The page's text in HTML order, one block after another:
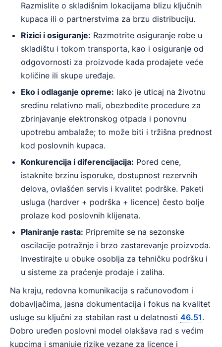
Razmislite o skladišnim lokacijama blizu ključnih
kupaca ili o partnerstvima za brzu distribuciju.
Rizici i osiguranje: Razmotrite osiguranje robe u
skladištu i tokom transporta, kao i osiguranje od
odgovornosti za proizvode kada prodajete veće
količine ili skupe uređaje.
Eko i odlaganje opreme: Iako je uticaj na životnu
sredinu relativno mali, obezbedite procedure za
zbrinjavanje elektronskog otpada i ponovnu
upotrebu ambalaže; to može biti i tržišna prednost
kod poslovnih kupaca.
Konkurencija i diferencijacija: Pored cene,
istaknite brzinu isporuke, dostupnost rezervnih
delova, ovlašćen servis i kvalitet podrške. Paketi
usluga (hardver + podrška + licence) često bolje
prolaze kod poslovnih klijenata.
Planiranje rasta: Pripremite se na sezonske
oscilacije potražnje i brzo zastarevanje proizvoda.
Investirajte u obuke osoblja za tehničku podršku i
u sisteme za praćenje prodaje i zaliha.
Na kraju, redovna komunikacija s računovođom i
dobavljačima, jasna dokumentacija i fokus na kvalitet
usluge su ključni za stabilan rast u delatnosti 46.51.
Dobro uređen poslovni model olakšava rad s većim
kupcima i smanjuje rizike vezane za licence i